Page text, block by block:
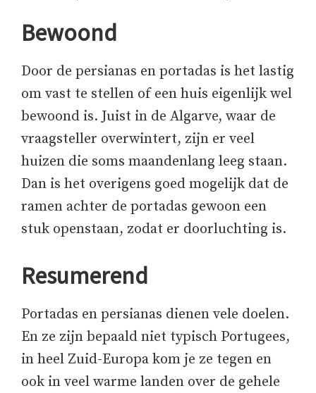
Bewoond
Door de persianas en portadas is het lastig
om vast te stellen of een huis eigenlijk wel
bewoond is. Juist in de Algarve, waar de
vraagsteller overwintert, zijn er veel
huizen die soms maandenlang leeg staan.
Dan is het overigens goed mogelijk dat de
ramen achter de portadas gewoon een
stuk openstaan, zodat er doorluchting is.
Resumerend
Portadas en persianas dienen vele doelen.
En ze zijn bepaald niet typisch Portugees,
in heel Zuid-Europa kom je ze tegen en
ook in veel warme landen over de gehele